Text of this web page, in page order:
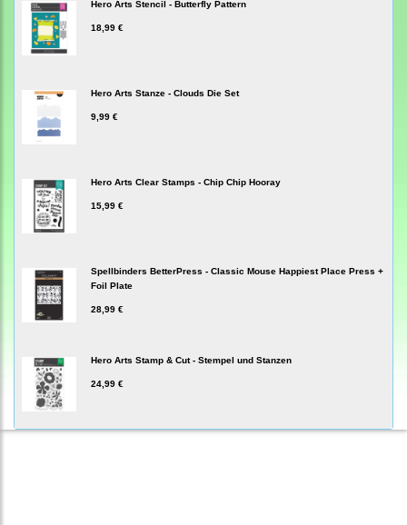
Hero Arts Stencil - Butterfly Pattern
18,99 €
Hero Arts Stanze - Clouds Die Set
9,99 €
Hero Arts Clear Stamps - Chip Chip Hooray
15,99 €
Spellbinders BetterPress - Classic Mouse Happiest Place Press +
Foil Plate
28,99 €
Hero Arts Stamp & Cut - Stempel und Stanzen
24,99 €